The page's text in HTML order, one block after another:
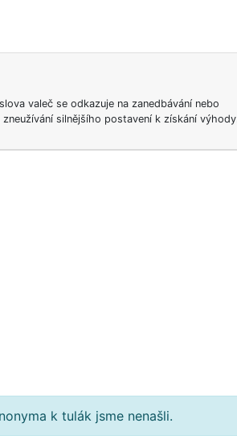
valeč se odkazuje na zanedbávání nebo
zneužívání silnějšího postavení k získání
k tulák jsme nenašli.